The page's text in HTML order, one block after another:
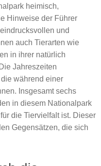
heimisch,
Hinweise der Führer
und
auch Tierarten wie
in ihrer natürlich
Jahreszeiten
während einer
Insgesamt sechs
in diesem Nationalpark
die Tiervielfalt ist. Dieser
Gegensätzen, die sich